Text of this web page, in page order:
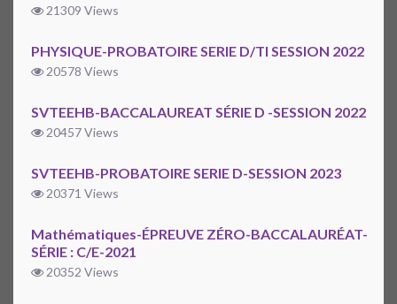
21309 Views
PHYSIQUE-PROBATOIRE SERIE D/TI SESSION 2022
20578 Views
SVTEEHB-BACCALAUREAT SÉRIE D -SESSION 2022
20457 Views
SVTEEHB-PROBATOIRE SERIE D-SESSION 2023
20371 Views
Mathématiques-ÉPREUVE ZÉRO-BACCALAURÉAT-
SÉRIE : C/E-2021
20352 Views